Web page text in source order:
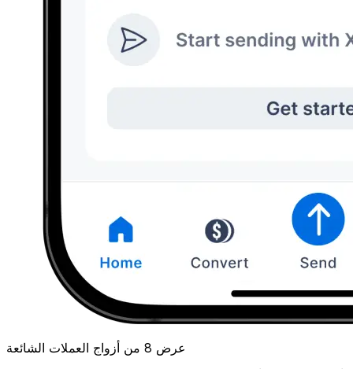
عرض 8 من أزواج العملات الشائعة